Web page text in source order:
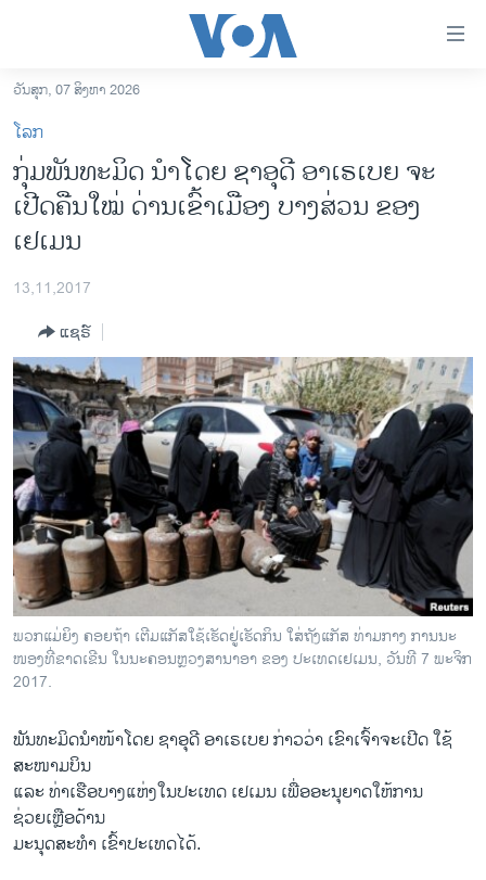
ເຂົ້າ
ຫາ
ຂ້າມ
ຂ້າມ
ຂ້າມ
ໄປ
ຫາ
ຊອກ
ລາວ
ອາເມຣິກາ
ການເລືອກຕັ້ງ ປະທານາທີບໍດີ ສະຫະລັດ 2024
ອິດສະຫຼະພາບດ້ານການຂ່າວ
ຊີວິດຊາວລາວ
ຊຸມຊົນຊາວລາວ
ວິທະຍາສາດ-ເທັກໂນໂລຈີ
ທຸລະກິດ
ພາສາອັງກິດ
ວີດີໂອ
ສຽງ
ລາຍງານ
ພາສາຕ່າງໆ
ວັນສຸກ, 07 ສິງຫາ 2026
ໂລກ
ກຸ່ມພັນທະມິດ ນຳໂດຍ ຊາອຸດີ ອາເຣເບຍ ຈະ
ເປີດຄືນໃໝ່ ດ່ານເຂົ້າເມືອງ ບາງສ່ວນ ຂອງ
ເຢເມນ
13,11,2017
ແຊຣ໌
ພວກແມ່ຍິງ ຄອຍຖ້າ ເຕີມແກັສໃຊ້ເຮັດຢູ່ເຮັດກິນ ໃສ່ຖັງແກັສ ທ່າມກາງ ການນະ
ໜອງທີ່ຂາດເຂີນ ໃນນະຄອນຫຼວງສານາອາ ຂອງ ປະເທດເຢເມນ, ວັນທີ 7 ພະຈິກ
2017.
ພັນທະມິດນຳໜ້າໂດຍ ຊາອຸດີ ອາເຣເບຍ ກ່າວວ່າ ເຂົາເຈົ້າຈະເປີດ ໃຊ້
ສະໜາມບິນ
ແລະ ທ່າເຮືອບາງແຫ່ງໃນປະເທດ ເຢເມນ ເພື່ອອະນຸຍາດໃຫ້ການ
ຊ່ວຍເຫຼືອດ້ານ
ມະນຸດສະທຳ ເຂົ້າປະເທດໄດ້.